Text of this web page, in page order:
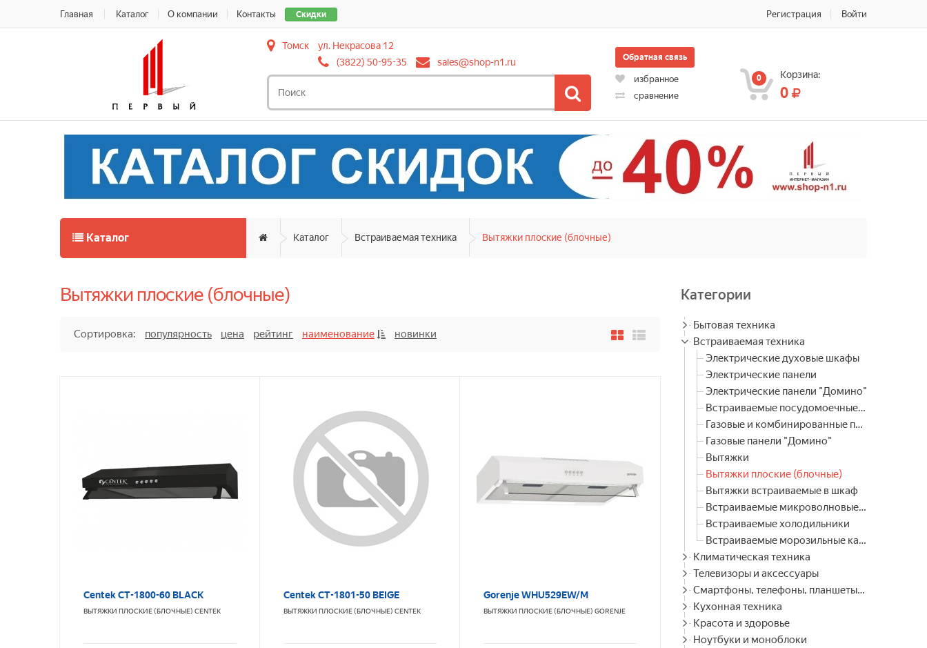
Скидки
Главная Каталог О компании Контакты Регистрация Войти
Томск
ул. Некрасова 12
(3822) 50-95-35
sales@shop-n1.ru Обратная связь
избранное
сравнение
0 Корзина:
0
Каталог Каталог Встраиваемая техника Вытяжки плоские (блочные)
Вытяжки плоские (блочные)
Сортировка: популярность цена рейтинг наименование новинки
Centek CT-1800-60 BLACK
ВЫТЯЖКИ ПЛОСКИЕ (БЛОЧНЫЕ) CENTEK
Centek CT-1801-50 BEIGE
ВЫТЯЖКИ ПЛОСКИЕ (БЛОЧНЫЕ) CENTEK
Gorenje WHU529EW/M
ВЫТЯЖКИ ПЛОСКИЕ (БЛОЧНЫЕ) GORENJE
Категории
Бытовая техника
Встраиваемая техника
Электрические духовые шкафы
Электрические панели
Электрические панели "Домино"
Встраиваемые посудомоечные машины
Газовые и комбинированные панели
Газовые панели "Домино"
Вытяжки
Вытяжки плоские (блочные)
Вытяжки встраиваемые в шкаф
Встраиваемые микроволновые печи
Встраиваемые холодильники
Встраиваемые морозильные камеры
Климатическая техника
Телевизоры и аксессуары
Смартфоны, телефоны, планшеты, часы
Кухонная техника
Красота и здоровье
Ноутбуки и моноблоки